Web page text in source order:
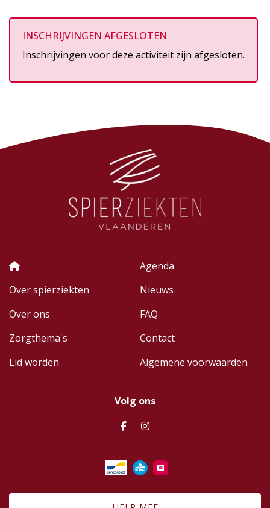
INSCHRIJVINGEN AFGESLOTEN
Inschrijvingen voor deze activiteit zijn afgesloten.
Over spierziekten
Over ons
Zorgthema's
Lid worden
Agenda
Nieuws
FAQ
Contact
Algemene voorwaarden
Volg ons